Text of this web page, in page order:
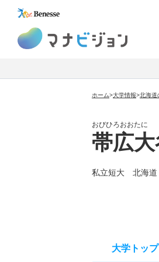
ホーム>大学情報>北海道
おびひろおおたに
帯広
私立短大 北海道
大学トップ